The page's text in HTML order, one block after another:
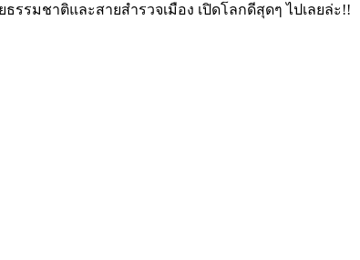
รรมชาติและสายสำรวจเมือง เปิดโลกดีสุดๆ ไปเลยล่ะ!!